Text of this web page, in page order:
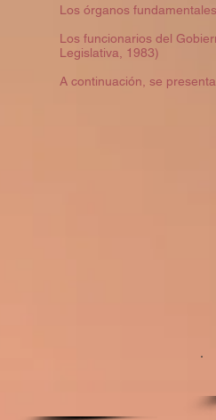
Los órganos
Los funcionarios del
Legislativa, 1983)
A continuación, se